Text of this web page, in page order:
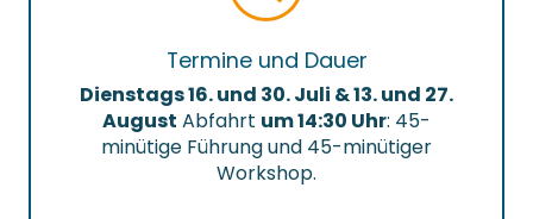
Termine und Dauer
Dienstags 16. und 30. Juli & 13. und 27.
August Abfahrt um 14:30 Uhr: 45-
minütige Führung und 45-minütiger
Workshop.